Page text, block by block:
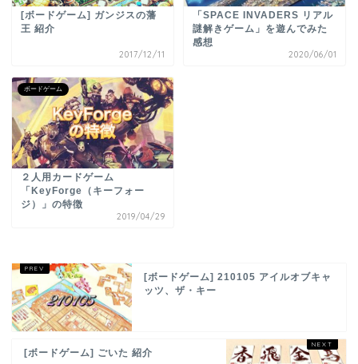
[ボードゲーム] ガンジスの藩
王 紹介
2017/12/11
「SPACE INVADERS リアル
謎解きゲーム」を遊んでみた
感想
2020/06/01
ボードゲーム
２人用カードゲーム
「KeyForge（キーフォー
ジ）」の特徴
2019/04/29
[ボードゲーム] 210105 アイルオブキャ
ッツ、ザ・キー
[ボードゲーム] ごいた 紹介